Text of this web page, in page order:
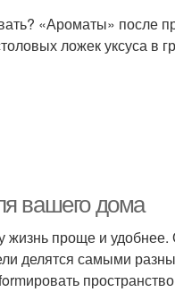
«Ароматы» после
ложек уксуса в
вашего дома
жизнь проще и
делятся самыми